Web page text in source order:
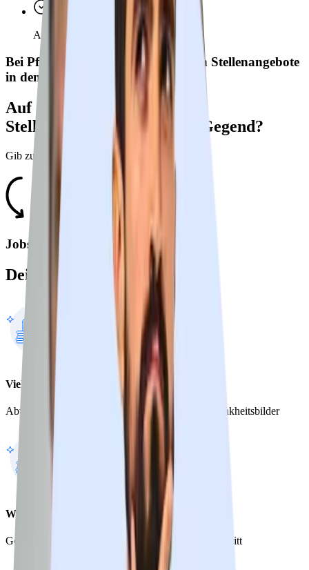
Aufwändige Bewerbungsprozesse?
Bei Pflegia findest du nur die besten Stellenangebote
in den richtigen Kliniken.
Auf der Suche nach Pflege
Stellenangeboten in Deiner Gegend?
Gib zuerst hier Deine Postleitzahl
Jobs in Kliniken
Deine Vorteile in Kliniken
Vielseitigkeit
Abwechslungsreiche Einsätze und spannende Krankheitsbilder
Weiterbildung und Karrierechancen
Gezielte Förderung für deinen nächsten Karriereschritt